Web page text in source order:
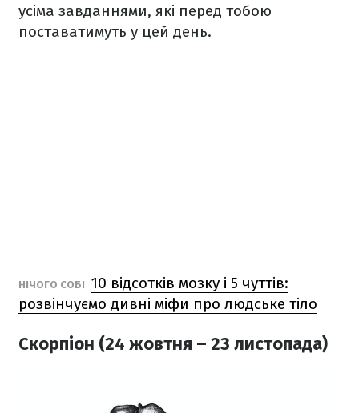
усіма завданнями, які перед тобою
поставатимуть у цей день.
НІЧОГО СОБІ 10 відсотків мозку і 5 чуттів:
розвінчуємо дивні міфи про людське тіло
Скорпіон (24 жовтня – 23 листопада)